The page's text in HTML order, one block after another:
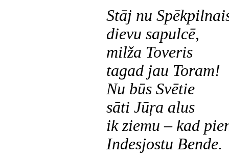
Stāj nu
dievu sapulcē,
milža Toveris
tagad jau Toram!
Nu būs Svētie
sāti Jūŗa alus
ik ziemu – kad
Indesjostu Bende.